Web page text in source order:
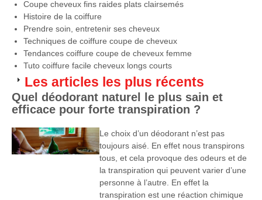
Coupe cheveux fins raides plats clairsemés
Histoire de la coiffure
Prendre soin, entretenir ses cheveux
Techniques de coiffure coupe de cheveux
Tendances coiffure coupe de cheveux femme
Tuto coiffure facile cheveux longs courts
Les articles les plus récents
Quel déodorant naturel le plus sain et
efficace pour forte transpiration ?
Le choix d’un déodorant n’est pas
toujours aisé. En effet nous transpirons
tous, et cela provoque des odeurs et de
la transpiration qui peuvent varier d’une
personne à l’autre. En effet la
transpiration est une réaction chimique